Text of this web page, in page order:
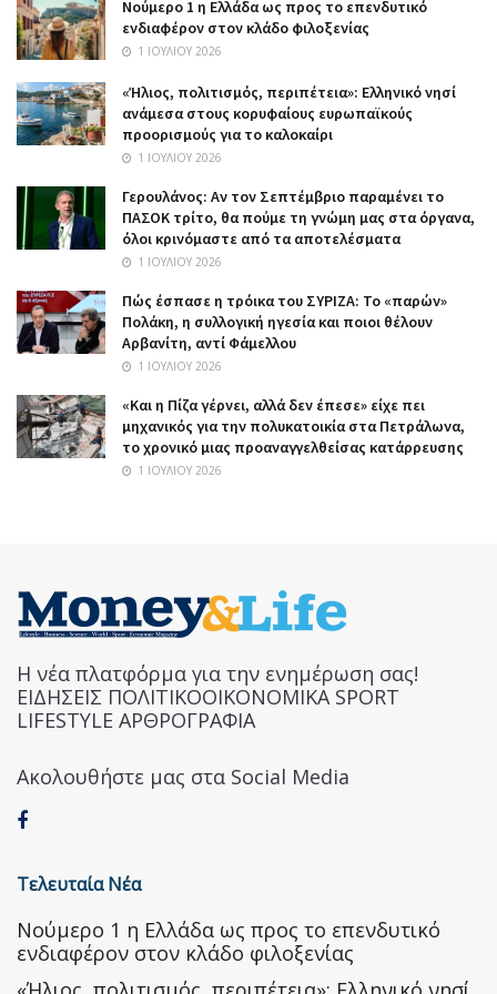
Nούμερο 1 η Ελλάδα ως προς το επενδυτικό
ενδιαφέρον στον κλάδο φιλοξενίας
1 ΙΟΥΛΊΟΥ 2026
«Ήλιος, πολιτισμός, περιπέτεια»: Ελληνικό νησί
ανάμεσα στους κορυφαίους ευρωπαϊκούς
προορισμούς για το καλοκαίρι
1 ΙΟΥΛΊΟΥ 2026
Γερουλάνος: Αν τον Σεπτέμβριο παραμένει το
ΠΑΣΟΚ τρίτο, θα πούμε τη γνώμη μας στα όργανα,
όλοι κρινόμαστε από τα αποτελέσματα
1 ΙΟΥΛΊΟΥ 2026
Πώς έσπασε η τρόικα του ΣΥΡΙΖΑ: Το «παρών»
Πολάκη, η συλλογική ηγεσία και ποιοι θέλουν
Αρβανίτη, αντί Φάμελλου
1 ΙΟΥΛΊΟΥ 2026
«Και η Πίζα γέρνει, αλλά δεν έπεσε» είχε πει
μηχανικός για την πολυκατοικία στα Πετράλωνα,
το χρονικό μιας προαναγγελθείσας κατάρρευσης
1 ΙΟΥΛΊΟΥ 2026
Η νέα πλατφόρμα για την ενημέρωση σας!
ΕΙΔΗΣΕΙΣ ΠΟΛΙΤΙΚΟΟΙΚΟΝΟΜΙΚΑ SPORT
LIFESTYLE ΑΡΘΡΟΓΡΑΦΙΑ
Ακολουθήστε μας στα Social Media
Τελευταία Νέα
Nούμερο 1 η Ελλάδα ως προς το επενδυτικό
ενδιαφέρον στον κλάδο φιλοξενίας